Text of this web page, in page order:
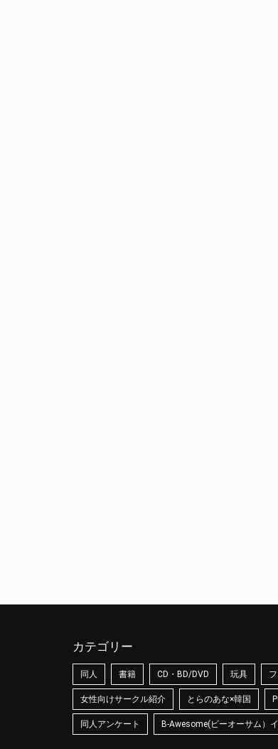
カテゴリー
同人 書籍 CD・BD/DVD 玩具
女性向けサークル紹介 とらのあな×韓国
同人アンケート B-Awesome(ビーオーサム）